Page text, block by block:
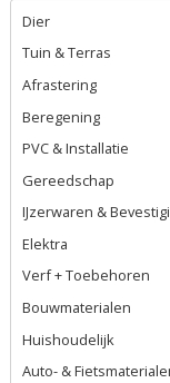
Dier
Tuin & Terras
Afrastering
Beregening
PVC & Installatie
Gereedschap
IJzerwaren &
Elektra
Verf + Toebehoren
Bouwmaterialen
Huishoudelijk
Auto- &